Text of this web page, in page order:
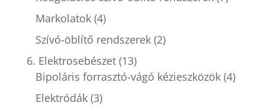
Markolatok (4)
Szívó-öblítő rendszerek (2)
6. Elektrosebészet (13)
Bipoláris forrasztó-vágó kézieszközök (4)
Elektródák (3)